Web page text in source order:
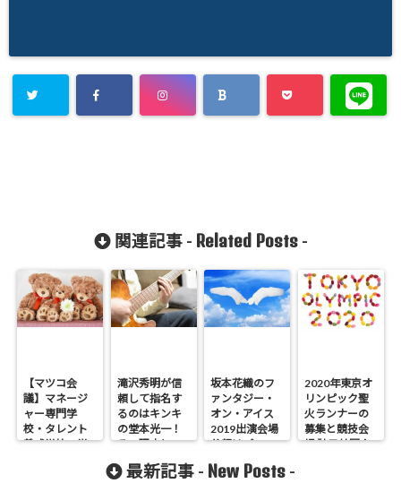
関連記事 - Related Posts-
【マツコ会
議】マネージ
ャー専門学
校・タレント
養成学校の学
滝沢秀明が信
頼して指名す
るのはキンキ
の堂本光一！
その理由と
坂本花織のフ
ァンタジー・
オン・アイス
2019出演会場
父親はプロフ
2020年東京オ
リンピック聖
火ランナーの
募集と競技会
場 訪日外国人
最新記事 - New Posts -